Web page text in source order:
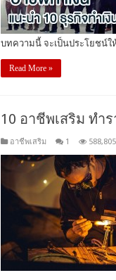
บทความนี้ จะเป็นประโยชน์
Read More »
10 อาชีพเสริม ทำ
อาชีพเสริม 1 588,805